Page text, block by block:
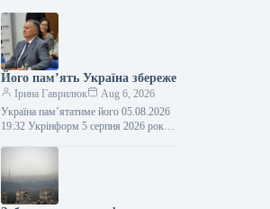
Його пам’ять Україна збереже
Ірина Гаврилюк
Aug 6, 2026
Україна пам’ятатиме його 05.08.2026
19:32 Укрінформ 5 серпня 2026 року
2021)…